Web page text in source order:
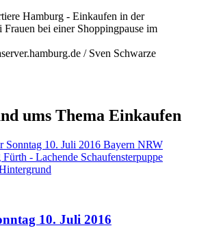
/ Sven Schwarze
ums Thema Einkaufen
10. Juli 2016